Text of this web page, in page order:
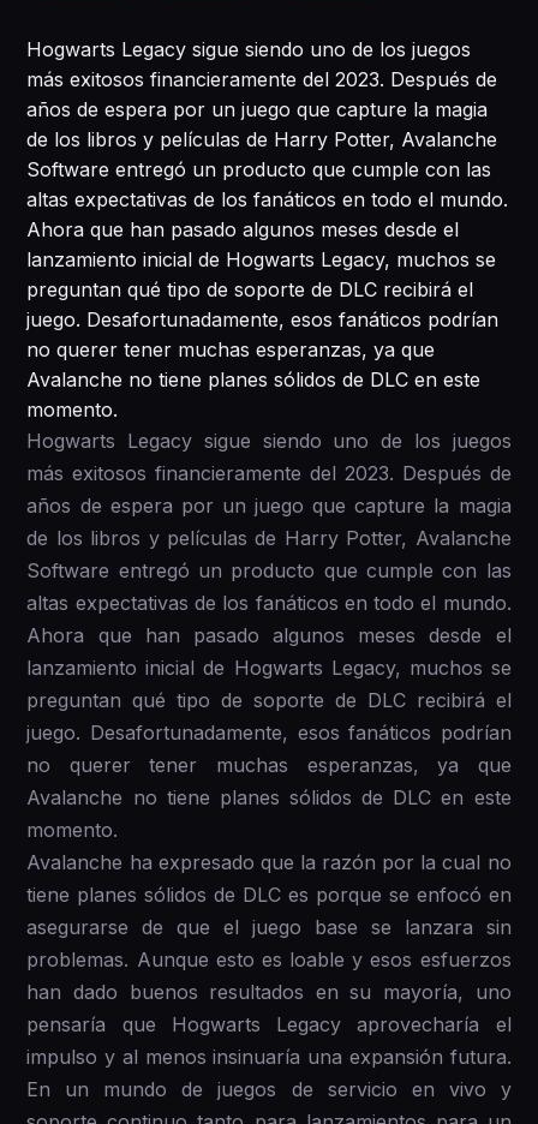
Hogwarts Legacy sigue siendo uno de los juegos
más exitosos financieramente del 2023. Después de
años de espera por un juego que capture la magia
de los libros y películas de Harry Potter, Avalanche
Software entregó un producto que cumple con las
altas expectativas de los fanáticos en todo el mundo.
Ahora que han pasado algunos meses desde el
lanzamiento inicial de Hogwarts Legacy, muchos se
preguntan qué tipo de soporte de DLC recibirá el
juego. Desafortunadamente, esos fanáticos podrían
no querer tener muchas esperanzas, ya que
Avalanche no tiene planes sólidos de DLC en este
momento.
Hogwarts Legacy sigue siendo uno de los juegos
más exitosos financieramente del 2023. Después de
años de espera por un juego que capture la magia
de los libros y películas de Harry Potter, Avalanche
Software entregó un producto que cumple con las
altas expectativas de los fanáticos en todo el mundo.
Ahora que han pasado algunos meses desde el
lanzamiento inicial de Hogwarts Legacy, muchos se
preguntan qué tipo de soporte de DLC recibirá el
juego. Desafortunadamente, esos fanáticos podrían
no querer tener muchas esperanzas, ya que
Avalanche no tiene planes sólidos de DLC en este
momento.
Avalanche ha expresado que la razón por la cual no
tiene planes sólidos de DLC es porque se enfocó en
asegurarse de que el juego base se lanzara sin
problemas. Aunque esto es loable y esos esfuerzos
han dado buenos resultados en su mayoría, uno
pensaría que Hogwarts Legacy aprovecharía el
impulso y al menos insinuaría una expansión futura.
En un mundo de juegos de servicio en vivo y